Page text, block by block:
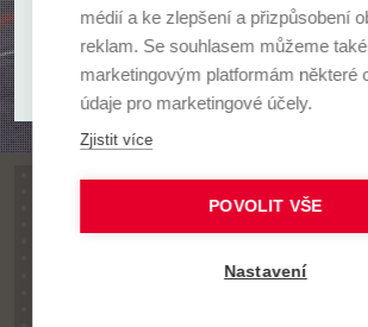
ZOBRAZIT VŠECHNY TYPY
médií a ke zlepšení a přizpůsobení
reklam. Se souhlasem můžeme
marketingovým platformám některé
údaje pro marketingové účely.
Zjistit více
POVOLIT VŠE
Nastavení